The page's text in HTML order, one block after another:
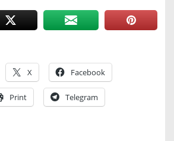
X Facebook
Print Telegram